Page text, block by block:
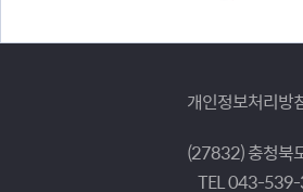
개인정보처리방
(27832) 충청북
TEL 043-